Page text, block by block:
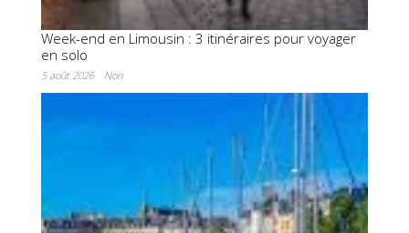
Week-end en Limousin : 3 itinéraires pour voyager
en solo
5 août 2026 Non